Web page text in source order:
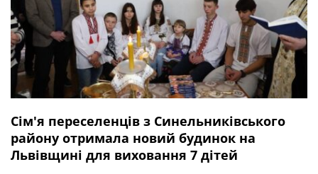
Сім'я переселенців з Синельниківського
району отримала новий будинок на
Львівщині для виховання 7 дітей